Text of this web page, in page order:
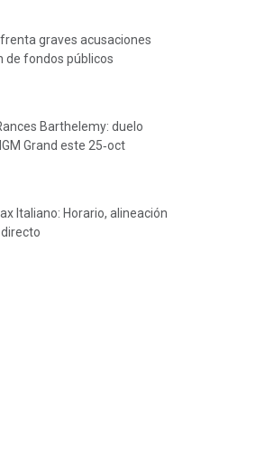
graves acusaciones
de fondos públicos
Barthelemy: duelo
Grand este 25‑oct
Italiano: Horario, alineación